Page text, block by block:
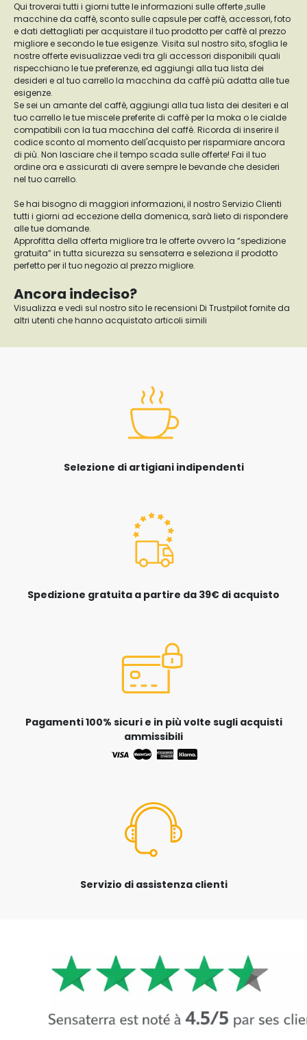
Qui troverai tutti i giorni tutte le informazioni sulle offerte ,sulle
macchine da caffè, sconto sulle capsule per caffè, accessori, foto
e dati dettagliati per acquistare il tuo prodotto per caffè al prezzo
migliore e secondo le tue esigenze. Visita sul nostro sito, sfoglia le
nostre offerte evisualizzae vedi tra gli accessori disponibili quali
rispecchiano le tue preferenze, ed aggiungi alla tua lista dei
desideri e al tuo carrello la macchina da caffè più adatta alle tue
esigenze.
Se sei un amante del caffè, aggiungi alla tua lista dei desiteri e al
tuo carrello le tue miscele preferite di caffè per la moka o le cialde
compatibili con la tua macchina del caffè. Ricorda di inserire il
codice sconto al momento dell'acquisto per risparmiare ancora
di più. Non lasciare che il tempo scada sulle offerte! Fai il tuo
ordine ora e assicurati di avere sempre le bevande che desideri
nel tuo carrello.
Se hai bisogno di maggiori informazioni, il nostro Servizio Clienti
tutti i giorni ad eccezione della domenica, sarà lieto di rispondere
alle tue domande.
Approfitta della offerta migliore tra le offerte ovvero la “spedizione
gratuita” in tutta sicurezza su sensaterra e seleziona il prodotto
perfetto per il tuo negozio al prezzo migliore.
Ancora indeciso?
Visualizza e vedi sul nostro sito le recensioni Di Trustpilot fornite da
altri utenti che hanno acquistato articoli simili
Selezione di artigiani indipendenti
Spedizione gratuita a partire da 39€ di acquisto
Pagamenti 100% sicuri e in più volte sugli acquisti
ammissibili
Servizio di assistenza clienti